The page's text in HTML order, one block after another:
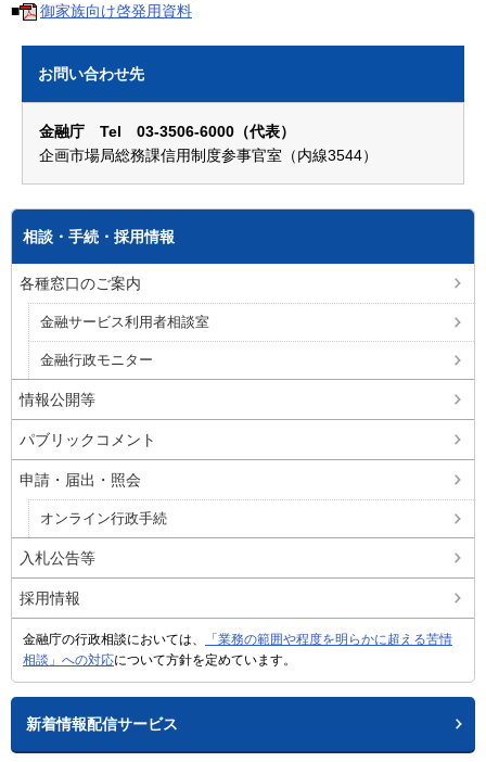
■
御家族向け啓発用資料
お問い合わせ先
金融庁 Tel 03-3506-6000（代表）
企画市場局総務課信用制度参事官室（内線3544）
相談・手続・採用情報
各種窓口のご案内
金融サービス利用者相談室
金融行政モニター
情報公開等
パブリックコメント
申請・届出・照会
オンライン行政手続
入札公告等
採用情報
金融庁の行政相談においては、
「業務の範囲や程度を明らかに超える苦情
相談」への対応について方針を定めています。
新着情報配信サービス